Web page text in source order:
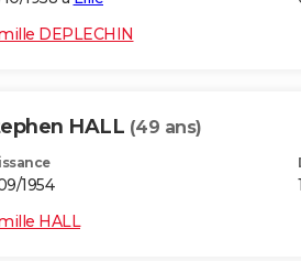
DEPLECHIN
HALL (49 ans)
1954
HALL